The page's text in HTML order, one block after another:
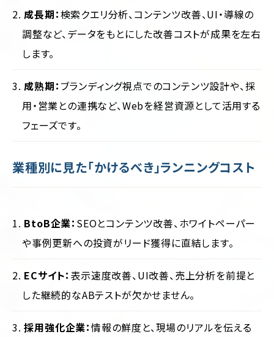
成長期：検索クエリ分析、コンテンツ改善、UI・導線の
調整など、データをもとにした改善コストが成果を左右
します。
成熟期： ブランディング視点でのコンテンツ設計や、採
用・営業との連携など、Webを経営資源として活用する
フェーズです。
業種別に見た「かけるべき」ランニングコスト
BtoB企業： SEOとコンテンツ改善、ホワイトペーパー
や事例更新への投資がリード獲得に直結します。
ECサイト： 表示速度改善、UI改善、売上分析を前提と
した継続的なABテストが欠かせません。
採用強化企業：情報の鮮度と、現場のリアルを伝える